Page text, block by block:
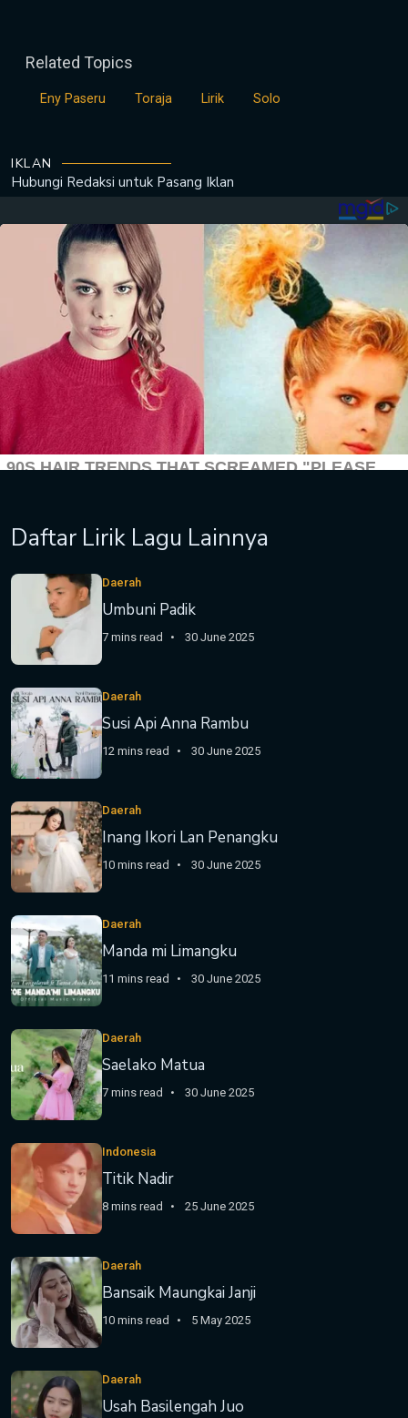
Related Topics
Eny Paseru Toraja Lirik Solo
IKLAN
Hubungi Redaksi untuk Pasang Iklan
Daftar Lirik Lagu Lainnya
Daerah
Umbuni Padik
7 mins read 30 June 2025
Daerah
Susi Api Anna Rambu
12 mins read 30 June 2025
Daerah
Inang Ikori Lan Penangku
10 mins read 30 June 2025
Daerah
Manda mi Limangku
11 mins read 30 June 2025
Daerah
Saelako Matua
7 mins read 30 June 2025
Indonesia
Titik Nadir
8 mins read 25 June 2025
Daerah
Bansaik Maungkai Janji
10 mins read 5 May 2025
Daerah
Usah Basilengah Juo